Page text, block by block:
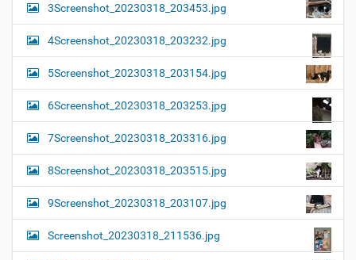
3Screenshot_20230318_203453.jpg
4Screenshot_20230318_203232.jpg
5Screenshot_20230318_203154.jpg
6Screenshot_20230318_203253.jpg
7Screenshot_20230318_203316.jpg
8Screenshot_20230318_203515.jpg
9Screenshot_20230318_203107.jpg
Screenshot_20230318_211536.jpg